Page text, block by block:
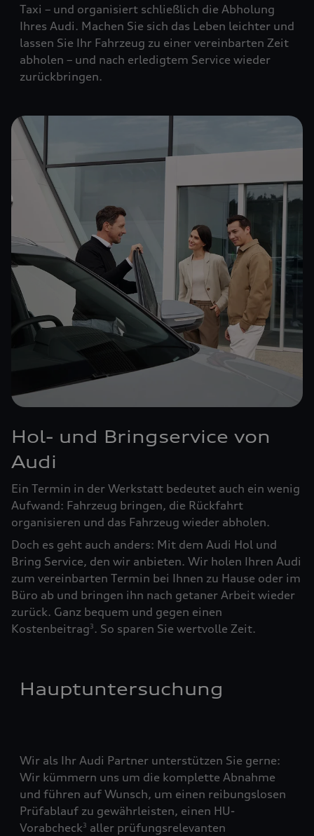
Taxi – und organisiert schließlich die Abholung
Ihres Audi. Machen Sie sich das Leben leichter und
lassen Sie Ihr Fahrzeug zu einer vereinbarten Zeit
abholen – und nach erledigtem Service wieder
zurückbringen.
Hol- und Bringservice von
Audi
Ein Termin in der Werkstatt bedeutet auch ein wenig
Aufwand: Fahrzeug bringen, die Rückfahrt
organisieren und das Fahrzeug wieder abholen.
Doch es geht auch anders: Mit dem Audi Hol und
Bring Service, den wir anbieten. Wir holen Ihren Audi
zum vereinbarten Termin bei Ihnen zu Hause oder im
Büro ab und bringen ihn nach getaner Arbeit wieder
zurück. Ganz bequem und gegen einen
Kostenbeitrag3. So sparen Sie wertvolle Zeit.
Hauptuntersuchung
Wir als Ihr Audi Partner unterstützen Sie gerne:
Wir kümmern uns um die komplette Abnahme
und führen auf Wunsch, um einen reibungslosen
Prüfablauf zu gewährleisten, einen HU-
Vorabcheck3 aller prüfungsrelevanten